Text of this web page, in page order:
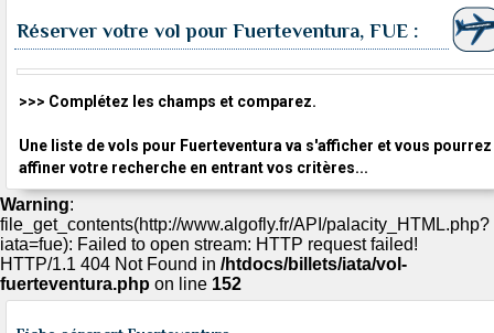
Réserver votre vol pour Fuerteventura, FUE :
>>> Complétez les champs et comparez.
Une liste de vols pour Fuerteventura va s'afficher et vous pourrez
affiner votre recherche en entrant vos critères...
Warning:
file_get_contents(http://www.algofly.fr/API/palacity_HTML.php?
iata=fue): Failed to open stream: HTTP request failed!
HTTP/1.1 404 Not Found in /htdocs/billets/iata/vol-
fuerteventura.php on line 152